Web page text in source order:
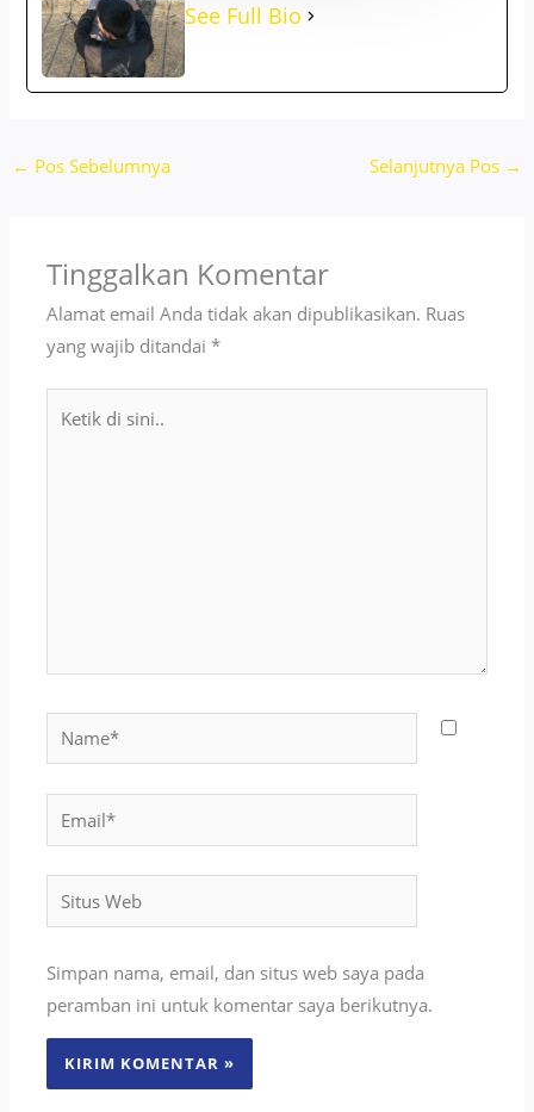
See Full Bio
← Pos Sebelumnya Selanjutnya Pos →
Tinggalkan Komentar
Alamat email Anda tidak akan dipublikasikan. Ruas
yang wajib ditandai*
Name*
Email*
Situs
Web
Simpan nama, email, dan situs web saya pada
peramban ini untuk komentar saya berikutnya.